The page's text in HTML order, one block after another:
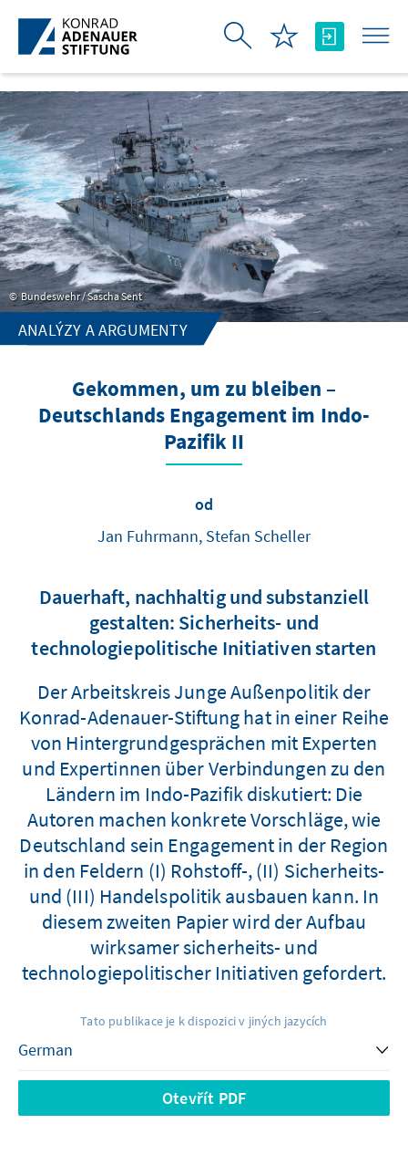
Skip to Main Content
Bundeswehr / Sascha Sent
ANALÝZY A ARGUMENTY
Gekommen, um zu bleiben –
Deutschlands Engagement im Indo-
Pazifik II
od
Jan Fuhrmann, Stefan Scheller
Dauerhaft, nachhaltig und substanziell
gestalten: Sicherheits- und
technologiepolitische Initiativen starten
Der Arbeitskreis Junge Außenpolitik der
Konrad-Adenauer-Stiftung hat in einer Reihe
von Hintergrundgesprächen mit Experten
und Expertinnen über Verbindungen zu den
Ländern im Indo-Pazifik diskutiert: Die
Autoren machen konkrete Vorschläge, wie
Deutschland sein Engagement in der Region
in den Feldern (I) Rohstoff-, (II) Sicherheits-
und (III) Handelspolitik ausbauen kann. In
diesem zweiten Papier wird der Aufbau
wirksamer sicherheits- und
technologiepolitischer Initiativen gefordert.
Tato publikace je k dispozici v jiných jazycích
Otevřít PDF